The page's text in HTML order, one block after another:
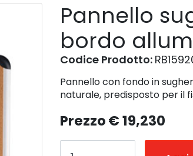
Pannello
bordo
Codice Prodotto:
Pannello con fondo in
naturale, predisposto per il
Prezzo€ 19,230